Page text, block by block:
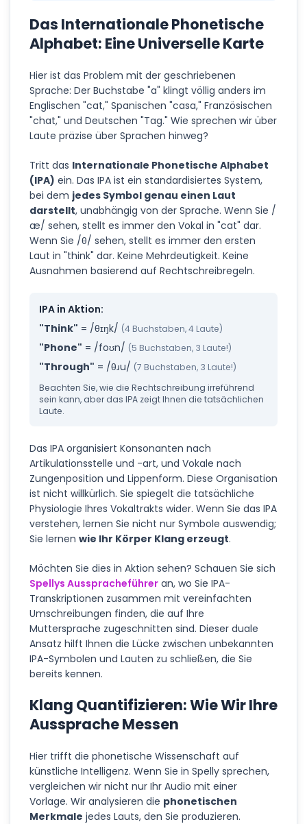
Das Internationale Phonetische
Alphabet: Eine Universelle Karte
Hier ist das Problem mit der geschriebenen
Sprache: Der Buchstabe "a" klingt völlig anders im
Englischen "cat," Spanischen "casa," Französischen
"chat," und Deutschen "Tag." Wie sprechen wir über
Laute präzise über Sprachen hinweg?
Tritt das Internationale Phonetische Alphabet
(IPA) ein. Das IPA ist ein standardisiertes System,
bei dem jedes Symbol genau einen Laut
darstellt, unabhängig von der Sprache. Wenn Sie /
æ/ sehen, stellt es immer den Vokal in "cat" dar.
Wenn Sie /θ/ sehen, stellt es immer den ersten
Laut in "think" dar. Keine Mehrdeutigkeit. Keine
Ausnahmen basierend auf Rechtschreibregeln.
IPA in Aktion:
"Think" = /θɪŋk/ (4 Buchstaben, 4 Laute)
"Phone" = /foʊn/ (5 Buchstaben, 3 Laute!)
"Through" = /θɹu/ (7 Buchstaben, 3 Laute!)
Beachten Sie, wie die Rechtschreibung irreführend
sein kann, aber das IPA zeigt Ihnen die tatsächlichen
Laute.
Das IPA organisiert Konsonanten nach
Artikulationsstelle und -art, und Vokale nach
Zungenposition und Lippenform. Diese Organisation
ist nicht willkürlich. Sie spiegelt die tatsächliche
Physiologie Ihres Vokaltrakts wider. Wenn Sie das IPA
verstehen, lernen Sie nicht nur Symbole auswendig;
Sie lernen wie Ihr Körper Klang erzeugt.
Möchten Sie dies in Aktion sehen? Schauen Sie sich
Spellys Ausspracheführer an, wo Sie IPA-
Transkriptionen zusammen mit vereinfachten
Umschreibungen finden, die auf Ihre
Muttersprache zugeschnitten sind. Dieser duale
Ansatz hilft Ihnen die Lücke zwischen unbekannten
IPA-Symbolen und Lauten zu schließen, die Sie
bereits kennen.
Klang Quantifizieren: Wie Wir Ihre
Aussprache Messen
Hier trifft die phonetische Wissenschaft auf
künstliche Intelligenz. Wenn Sie in Spelly sprechen,
vergleichen wir nicht nur Ihr Audio mit einer
Vorlage. Wir analysieren die phonetischen
Merkmale jedes Lauts, den Sie produzieren.